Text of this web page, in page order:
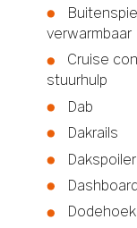
verwarmbaar
Cruise
stuurhulp
Dab
Dakrails
Dakspoiler